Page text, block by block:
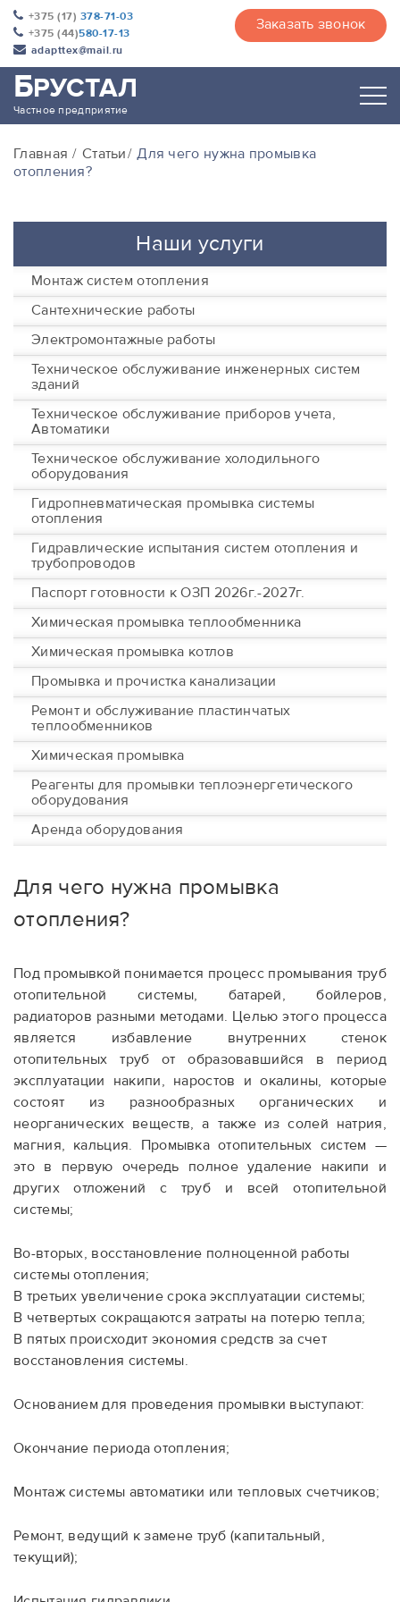
+375 (17) 378-71-03
+375 (44)580-17-13
adapttex@mail.ru
Заказать звонок
БРУСТАЛ
Частное предприятие
Главная Статьи
Для чего нужна промывка
отопления?
Наши услуги
Монтаж систем отопления
Сантехнические работы
Электромонтажные работы
Техническое обслуживание инженерных систем
зданий
Техническое обслуживание приборов учета,
Автоматики
Техническое обслуживание холодильного
оборудования
Гидропневматическая промывка системы
отопления
Гидравлические испытания систем отопления и
трубопроводов
Паспорт готовности к ОЗП 2026г.-2027г.
Химическая промывка теплообменника
Химическая промывка котлов
Промывка и прочистка канализации
Ремонт и обслуживание пластинчатых
теплообменников
Химическая промывка
Реагенты для промывки теплоэнергетического
оборудования
Аренда оборудования
Для чего нужна промывка
отопления?
Под промывкой понимается процесс промывания труб
отопительной системы, батарей, бойлеров,
радиаторов разными методами. Целью этого процесса
является избавление внутренних стенок
отопительных труб от образовавшийся в период
эксплуатации накипи, наростов и окалины, которые
состоят из разнообразных органических и
неорганических веществ, а также из солей натрия,
магния, кальция. Промывка отопительных систем —
это в первую очередь полное удаление накипи и
другихотложений с труб и всей отопительной
системы;
Во-вторых, восстановление полноценной работы
системы отопления;
В третьих увеличение срока эксплуатации системы;
В четвертых сокращаются затраты на потерю тепла;
В пятых происходит экономия средств за счет
восстановления системы.
Основанием для проведения промывки выступают:
Окончание периода отопления;
Монтаж системы автоматики или тепловых счетчиков;
Ремонт, ведущий к замене труб (капитальный,
текущий);